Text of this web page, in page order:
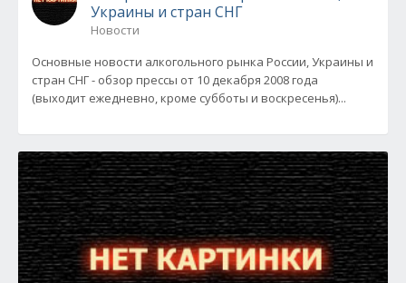
Украины и стран СНГ
Новости
Основные новости алкогольного рынка России, Украины и
стран СНГ - обзор прессы от 10 декабря 2008 года
(выходит ежедневно, кроме субботы и воскресенья)...